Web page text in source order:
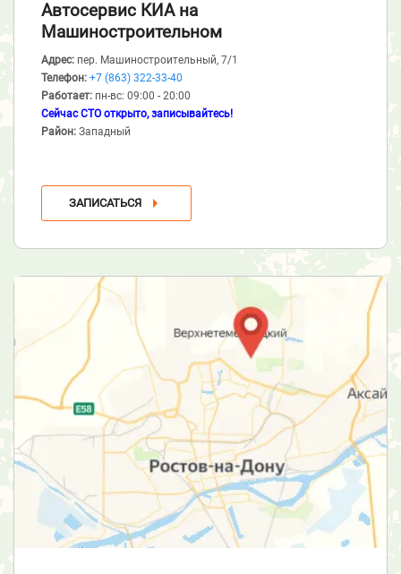
Автосервис КИА на
Машиностроительном
Адрес: пер. Машиностроительный, 7/1
Телефон: +7 (863) 322-33-40
Работает: пн-вс: 09:00 - 20:00
Сейчас СТО открыто, записывайтесь!
Район: Западный
ЗАПИСАТЬСЯ